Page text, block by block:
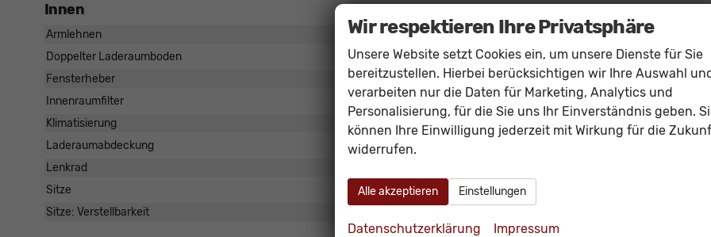
Innen
Armlehnen
Doppelter Laderaumboden
Fensterheber
elektrisch 4-
Innenraumfilter
Klimatisierung
Klimaanlage
Laderaumabdeckung
Lenkrad
Sitze
Isofix (Kindersitzbefestigung), Rücksitzbank hinten geteilt,
Sitze: Verstellbarkeit
Wir respektieren Ihre Privatsphäre
Unsere Website setzt Cookies ein, um unsere Dienste für Sie
bereitzustellen. Hierbei berücksichtigen wir Ihre Auswahl
verarbeiten nur die Daten für Marketing, Analytics und
Personalisierung, für die Sie uns Ihr Einverständnis geben.
können Ihre Einwilligung jederzeit mit Wirkung für die
widerrufen.
Alle akzeptieren Einstellungen
Datenschutzerklärung Impressum